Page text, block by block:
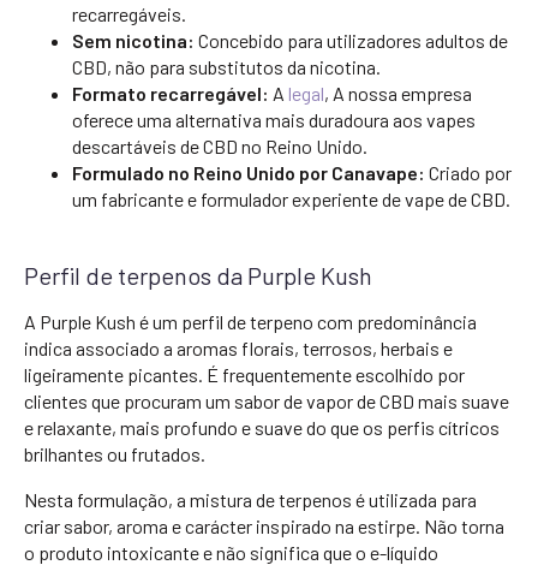
recarregáveis.
Sem nicotina: Concebido para utilizadores adultos de
CBD, não para substitutos da nicotina.
Formato recarregável: A legal, A nossa empresa
oferece uma alternativa mais duradoura aos vapes
descartáveis de CBD no Reino Unido.
Formulado no Reino Unido por Canavape: Criado por
um fabricante e formulador experiente de vape de CBD.
Perfil de terpenos da Purple Kush
A Purple Kush é um perfil de terpeno com predominância
indica associado a aromas florais, terrosos, herbais e
ligeiramente picantes. É frequentemente escolhido por
clientes que procuram um sabor de vapor de CBD mais suave
e relaxante, mais profundo e suave do que os perfis cítricos
brilhantes ou frutados.
Nesta formulação, a mistura de terpenos é utilizada para
criar sabor, aroma e carácter inspirado na estirpe. Não torna
o produto intoxicante e não significa que o e-líquido